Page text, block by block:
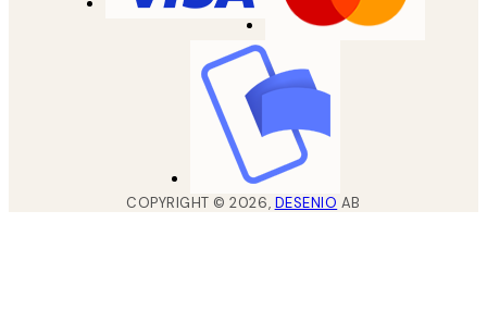
COPYRIGHT ©2026, DESENIO AB